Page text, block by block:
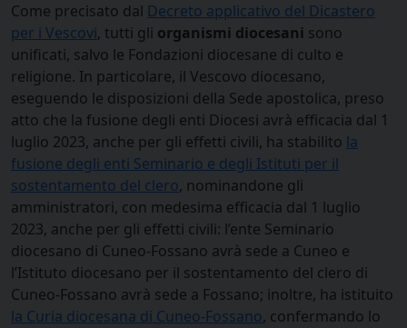
Come precisato dal Decreto applicativo del Dicastero
per i Vescovi, tutti gli organismi diocesani sono
unificati, salvo le Fondazioni diocesane di culto e
religione. In particolare, il Vescovo diocesano,
eseguendo le disposizioni della Sede apostolica, preso
atto che la fusione degli enti Diocesi avrà efficacia dal 1
luglio 2023, anche per gli effetti civili, ha stabilito la
fusione degli enti Seminario e degli Istituti per il
sostentamento del clero, nominandone gli
amministratori, con medesima efficacia dal 1 luglio
2023, anche per gli effetti civili: l’ente Seminario
diocesano di Cuneo-Fossano avrà sede a Cuneo e
l’Istituto diocesano per il sostentamento del clero di
Cuneo-Fossano avrà sede a Fossano; inoltre, ha istituito
la Curia diocesana di Cuneo-Fossano, confermando lo